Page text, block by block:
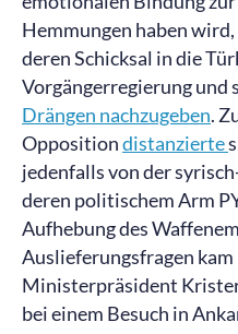
Hemmungen haben
deren Schicksal in die
Vorgängerregierung und
Drängen nachzugeben.
Oppositiondistanzierte
jedenfalls von der
deren politischem Arm
Aufhebung des
Auslieferungsfragen kam
Ministerpräsident
bei einem Besuch in